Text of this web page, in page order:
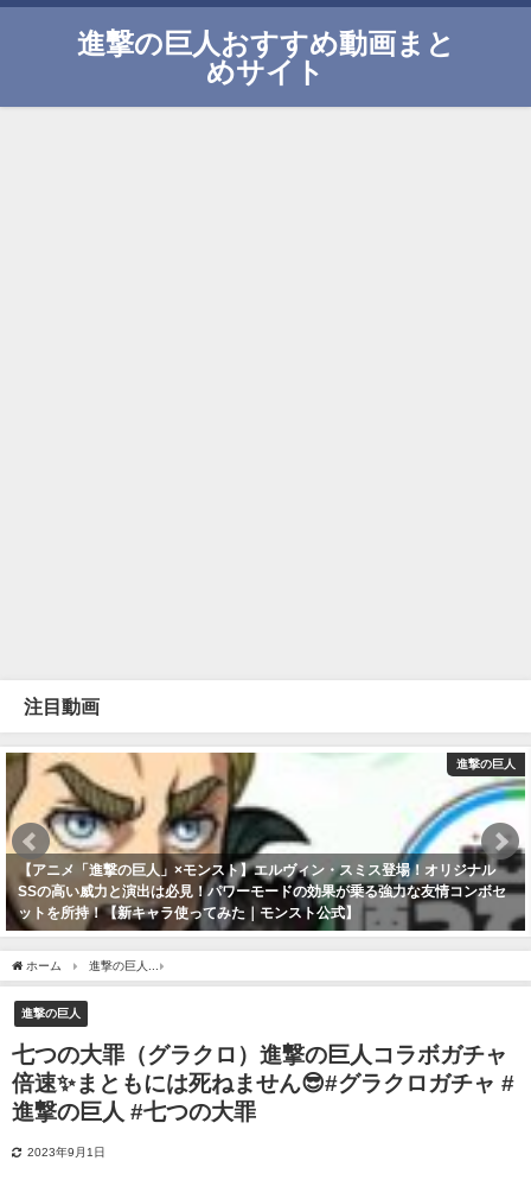
進撃の巨人おすすめ動画まと
めサイト
注目動画
進撃の巨人
【アニメ「進撃の巨人」×モンスト】エルヴィン・スミス登場！オリジナル
SSの高い威力と演出は必見！パワーモードの効果が乗る強力な友情コンボセ
ットを所持！【新キャラ使ってみた｜モンスト公式】
ホーム 進撃の巨人
進撃の巨人
七つの大罪（グラクロ）進撃の巨人コラボガチャ
倍速✨まともには死ねません😎#グラクロガチャ #
進撃の巨人 #七つの大罪
2023年9月1日